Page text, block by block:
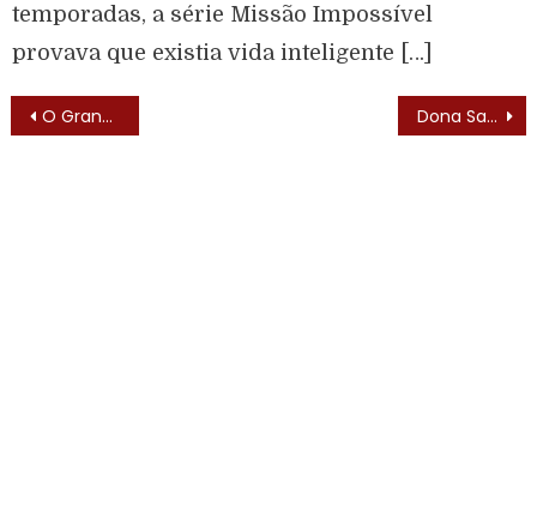
temporadas, a série Missão Impossível
provava que existia vida inteligente […]
O Grande Pai (1991) – Elenco Dona Santa (1981)